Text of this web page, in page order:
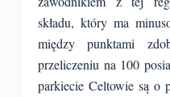
składu, który ma
między punktami
przeliczeniu na 100
parkiecie Celtowie są o